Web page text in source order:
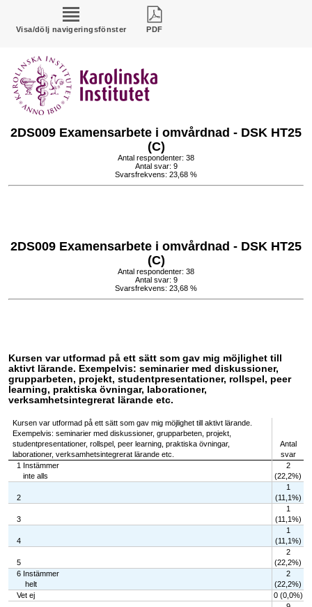
Visa/dölj navigeringsfönster PDF
2DS009 Examensarbete i omvårdnad - DSK HT25
(C)
Antal respondenter: 38
Antal svar: 9
Svarsfrekvens: 23,68 %
2DS009 Examensarbete i omvårdnad - DSK HT25
(C)
Antal respondenter: 38
Antal svar: 9
Svarsfrekvens: 23,68 %
Kursen var utformad på ett sätt som gav mig möjlighet till
aktivt lärande. Exempelvis: seminarier med diskussioner,
grupparbeten, projekt, studentpresentationer, rollspel, peer
learning, praktiska övningar, laborationer,
verksamhetsintegrerat lärande etc.
Kursen var utformad på ett sätt som gav mig möjlighet till aktivt lärande.
Exempelvis: seminarier med diskussioner, grupparbeten, projekt,
studentpresentationer, rollspel, peer learning, praktiska övningar,
laborationer, verksamhetsintegrerat lärande etc.
Antal
svar
1 Instämmer
inte alls
2
(22,2%)
2
1
(11,1%)
3
1
(11,1%)
4
1
(11,1%)
5
2
(22,2%)
6 Instämmer
helt
2
(22,2%)
Vet ej
0 (0,0%)